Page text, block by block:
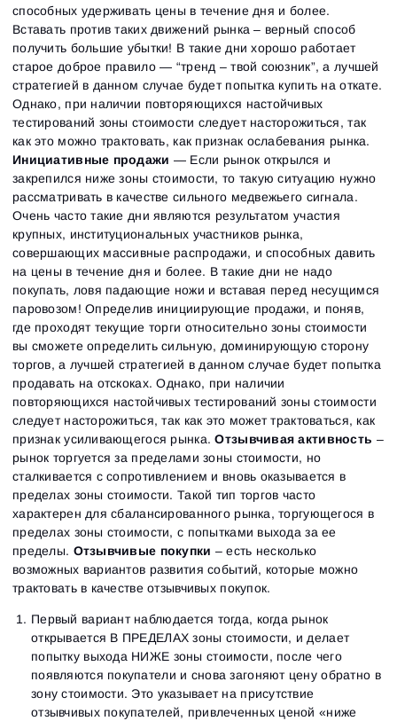
способных удерживать цены в течение дня и более.
Вставать против таких движений рынка – верный способ
получить большие убытки! В такие дни хорошо работает
старое доброе правило — “тренд – твой союзник”, а лучшей
стратегией в данном случае будет попытка купить на откате.
Однако, при наличии повторяющихся настойчивых
тестирований зоны стоимости следует насторожиться, так
как это можно трактовать, как признак ослабевания рынка.
Инициативные продажи — Если рынок открылся и
закрепился ниже зоны стоимости, то такую ситуацию нужно
рассматривать в качестве сильного медвежьего сигнала.
Очень часто такие дни являются результатом участия
крупных, институциональных участников рынка,
совершающих массивные распродажи, и способных давить
на цены в течение дня и более. В такие дни не надо
покупать, ловя падающие ножи и вставая перед несущимся
паровозом! Определив инициирующие продажи, и поняв,
где проходят текущие торги относительно зоны стоимости
вы сможете определить сильную, доминирующую сторону
торгов, а лучшей стратегией в данном случае будет попытка
продавать на отскоках. Однако, при наличии
повторяющихся настойчивых тестирований зоны стоимости
следует насторожиться, так как это может трактоваться, как
признак усиливающегося рынка.Отзывчивая активность –
рынок торгуется за пределами зоны стоимости, но
сталкивается с сопротивлением и вновь оказывается в
пределах зоны стоимости. Такой тип торгов часто
характерен для сбалансированного рынка, торгующегося в
пределах зоны стоимости, с попытками выхода за ее
пределы. Отзывчивые покупки – есть несколько
возможных вариантов развития событий, которые можно
трактовать в качестве отзывчивых покупок.
Первый вариант наблюдается тогда, когда рынок
открывается В ПРЕДЕЛАХ зоны стоимости, и делает
попытку выхода НИЖЕ зоны стоимости, после чего
появляются покупатели и снова загоняют цену обратно в
зону стоимости. Это указывает на присутствие
отзывчивых покупателей, привлеченных ценой «ниже